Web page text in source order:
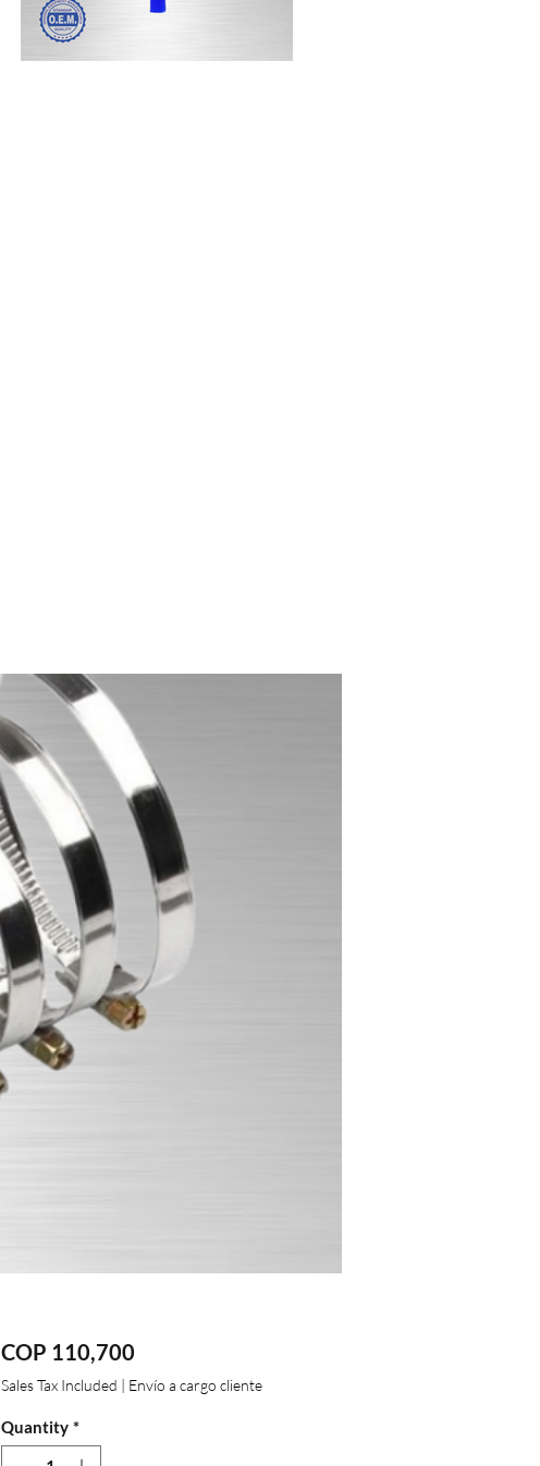
COP 110,700Price
Sales Tax Included | Envío a cargo cliente
Quantity *